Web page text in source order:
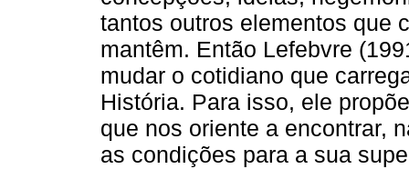
tantos outros elementos que
mantêm. Então Lefebvre
mudar o cotidiano que
História. Para isso, ele
que nos oriente a encontrar,
as condições para a sua